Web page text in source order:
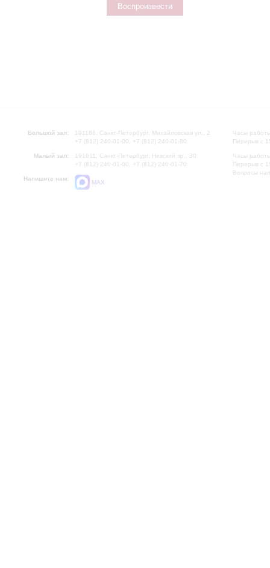
Воспроизвести
Большой зал:
191186, Санкт-Петербург, Михайловская ул., 2
+7 (812) 240-01-00, +7 (812) 240-01-80
Малый зал:
191011, Санкт-Петербург, Невский пр., 30
+7 (812) 240-01-00, +7 (812) 240-01-70
Напишите нам:
MAX
Часы
Перерыв с
Часы
Перерыв с
Вопросы